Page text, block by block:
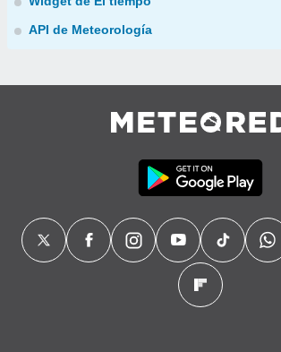
API de Meteorología